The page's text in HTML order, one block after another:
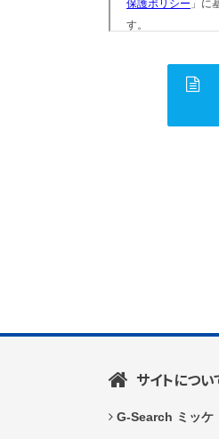
サイトについ
G-Search ミッケ